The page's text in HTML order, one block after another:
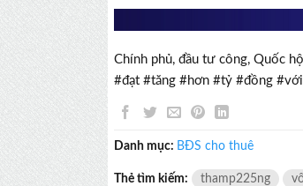
Chính phủ, đầu tư công, Quốc
#đạt #tăng #hơn #tỷ #đồng
Danh mục: BĐS cho thuê
Thẻ tìm kiếm: thamp225ng